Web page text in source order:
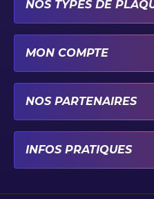
NOS TYPES DE
PLAQUE IMMATRICULATION
PLAQUE IMMATRICULATION
MON COMPTE
NOS PARTENAIRES
INFOS PRATIQUES